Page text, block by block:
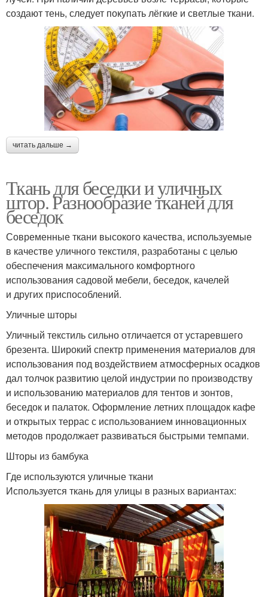
создают тень, следует покупать лёгкие и светлые ткани.
читать дальше →
Ткань для беседки и уличных
штор. Разнообразие тканей для
беседок
Современные ткани высокого качества, используемые
в качестве уличного текстиля, разработаны с целью
обеспечения максимального комфортного
использования садовой мебели, беседок, качелей
и других приспособлений.
Уличные шторы
Уличный текстиль сильно отличается от устаревшего
брезента. Широкий спектр применения материалов для
использования под воздействием атмосферных осадков
дал толчок развитию целой индустрии по производству
и использованию материалов для тентов и зонтов,
беседок и палаток. Оформление летних площадок кафе
и открытых террас с использованием инновационных
методов продолжает развиваться быстрыми темпами.
Шторы из бамбука
Где используются уличные ткани
Используется ткань для улицы в разных вариантах: